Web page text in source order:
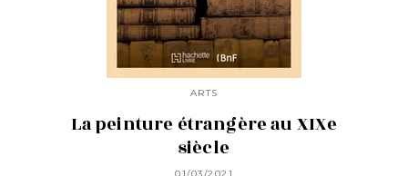
ARTS
La peinture étrangère au XIXe
siècle
01/03/2021